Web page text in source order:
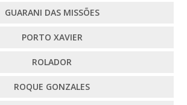
GUARANI DAS MISSÕES
PORTO XAVIER
ROLADOR
ROQUE GONZALES